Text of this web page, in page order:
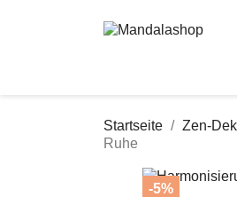
Startseite Zen-
Ruhe
-5%